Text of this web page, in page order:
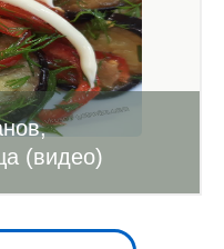
(видео)